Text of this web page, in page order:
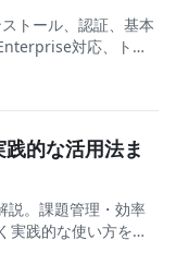
トール、認証、基本
対応、トラ
短で使いこなすため
的な活用法ま
説。課題管理・効率
実践的な使い方を紹